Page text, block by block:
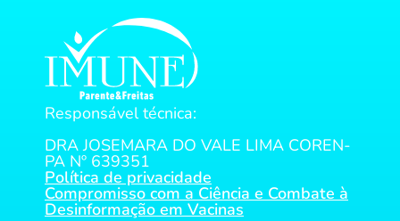
Responsável técnica:
DRA JOSEMARA DO VALE LIMA COREN-
PA Nº 639351
Política de privacidade
Compromisso com a Ciência e Combate à
Desinformação em Vacinas